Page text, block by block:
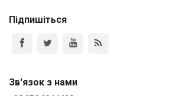
Підпишіться
Зв'язок з нами